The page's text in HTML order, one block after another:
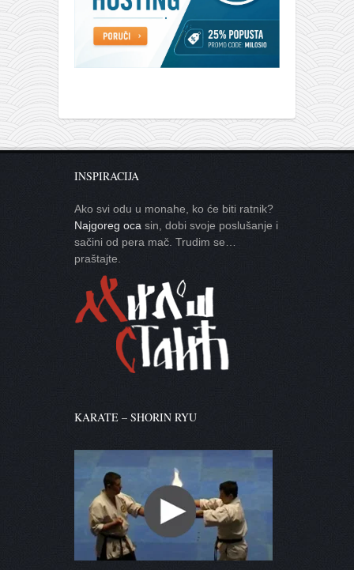
INSPIRACIJA
Ako svi odu u monahe, ko će biti ratnik?
Najgoreg oca sin, dobi svoje poslušanje i
sačini od pera mač. Trudim se…
praštajte.
KARATE – SHORIN RYU